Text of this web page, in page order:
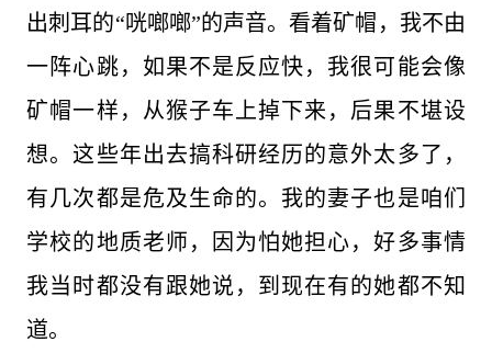
出刺耳的“咣啷啷”的声音。看着矿帽，我不由
一阵心跳，如果不是反应快，我很可能会像
矿帽一样，从猴子车上掉下来，后果不堪设
想。这些年出去搞科研经历的意外太多了，
有几次都是危及生命的。我的妻子也是咱们
学校的地质老师，因为怕她担心，好多事情
我当时都没有跟她说，到现在有的她都不知
道。